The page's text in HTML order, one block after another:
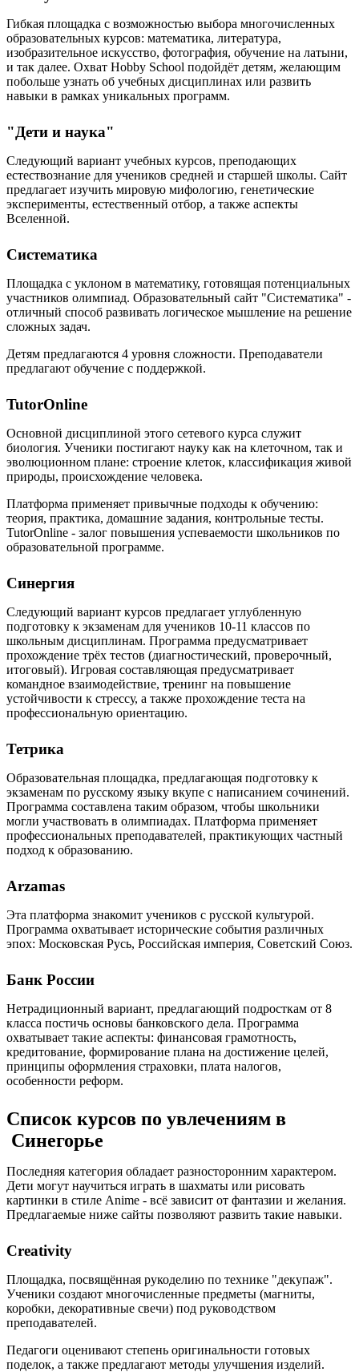
Гибкая площадка с возможностью выбора многочисленных
образовательных курсов: математика, литература,
изобразительное искусство, фотография, обучение на латыни,
и так далее. Охват Hobby School подойдёт детям, желающим
побольше узнать об учебных дисциплинах или развить
навыки в рамках уникальных программ.
"Дети и наука"
Следующий вариант учебных курсов, преподающих
естествознание для учеников средней и старшей школы. Сайт
предлагает изучить мировую мифологию, генетические
эксперименты, естественный отбор, а также аспекты
Вселенной.
Систематика
Площадка с уклоном в математику, готовящая потенциальных
участников олимпиад. Образовательный сайт "Систематика" -
отличный способ развивать логическое мышление на решение
сложных задач.
Детям предлагаются 4 уровня сложности. Преподаватели
предлагают обучение с поддержкой.
TutorOnline
Основной дисциплиной этого сетевого курса служит
биология. Ученики постигают науку как на клеточном, так и
эволюционном плане: строение клеток, классификация живой
природы, происхождение человека.
Платформа применяет привычные подходы к обучению:
теория, практика, домашние задания, контрольные тесты.
TutorOnline - залог повышения успеваемости школьников по
образовательной программе.
Синергия
Следующий вариант курсов предлагает углубленную
подготовку к экзаменам для учеников 10-11 классов по
школьным дисциплинам. Программа предусматривает
прохождение трёх тестов (диагностический, проверочный,
итоговый). Игровая составляющая предусматривает
командное взаимодействие, тренинг на повышение
устойчивости к стрессу, а также прохождение теста на
профессиональную ориентацию.
Тетрика
Образовательная площадка, предлагающая подготовку к
экзаменам по русскому языку вкупе с написанием сочинений.
Программа составлена таким образом, чтобы школьники
могли участвовать в олимпиадах. Платформа применяет
профессиональных преподавателей, практикующих частный
подход к образованию.
Arzamas
Эта платформа знакомит учеников с русской культурой.
Программа охватывает исторические события различных
эпох: Московская Русь, Российская империя, Советский Союз.
Банк России
Нетрадиционный вариант, предлагающий подросткам от 8
класса постичь основы банковского дела. Программа
охватывает такие аспекты: финансовая грамотность,
кредитование, формирование плана на достижение целей,
принципы оформления страховки, плата налогов,
особенности реформ.
Список курсов по увлечениям в
Синегорье
Последняя категория обладает разносторонним характером.
Дети могут научиться играть в шахматы или рисовать
картинки в стиле Anime - всё зависит от фантазии и желания.
Предлагаемые ниже сайты позволяют развить такие навыки.
Creativity
Площадка, посвящённая рукоделию по технике "декупаж".
Ученики создают многочисленные предметы (магниты,
коробки, декоративные свечи) под руководством
преподавателей.
Педагоги оценивают степень оригинальности готовых
поделок, а также предлагают методы улучшения изделий.